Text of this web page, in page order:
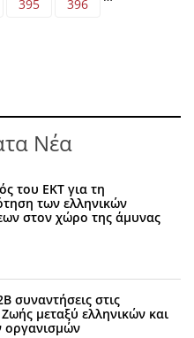
395 396
Νέα
του ΕΚΤ για τη
των ελληνικών
στον χώρο της άμυνας
συναντήσεις στις
μεταξύ ελληνικών και
οργανισμών